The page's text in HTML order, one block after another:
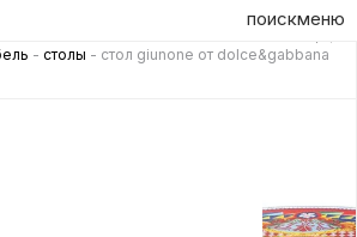
поискменю
- столы - стол giunone от dolce&gabbana